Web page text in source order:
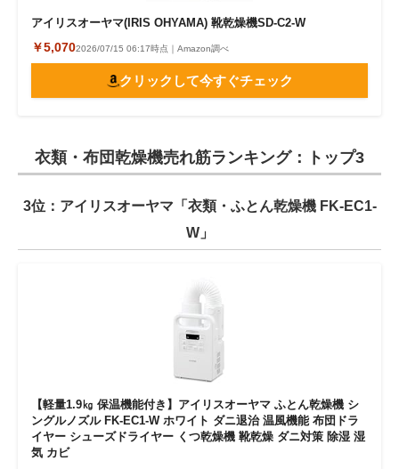
アイリスオーヤマ(IRIS OHYAMA) 靴乾燥機SD-C2-W
￥5,0702026/07/15 06:17時点｜Amazon調べ
クリックして今すぐチェック
衣類・布団乾燥機売れ筋ランキング：トップ3
3位：アイリスオーヤマ「衣類・ふとん乾燥機 FK-EC1-
W」
【軽量1.9㎏ 保温機能付き】アイリスオーヤマ ふとん乾燥機 シ
ングルノズル FK-EC1-W ホワイト ダニ退治 温風機能 布団ドラ
イヤー シューズドライヤー くつ乾燥機 靴乾燥 ダニ対策 除湿 湿
気 カビ